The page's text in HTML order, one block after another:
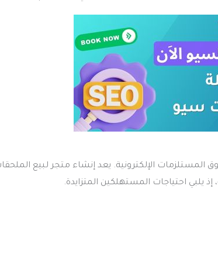
المستلزمات الإلكترونية. يعد إنشاء متجر لبيع
يلبي احتياجات المستهلكين المتزايدة.